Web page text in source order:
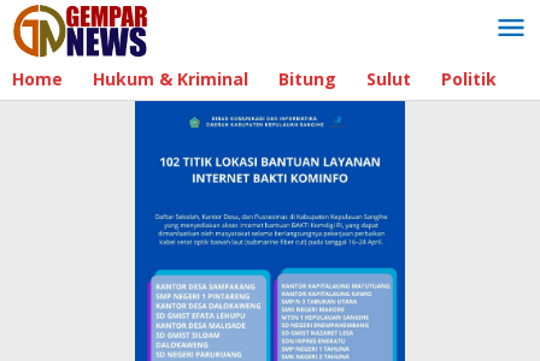
Lewati
ke
konten
Home Hukum & Kriminal Bitung Sulut Politik